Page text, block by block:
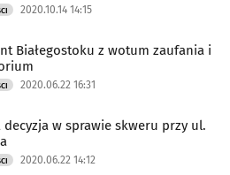
2020.10.14 14:15
Białegostoku z wotum zaufania i
2020.06.22 16:31
decyzja w sprawie skweru przy ul.
2020.06.22 14:12